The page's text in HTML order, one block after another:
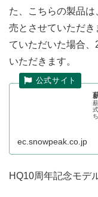
た、こちらの製品
売とさせていただ
ていただいた場合
いただきます。
ec.snowpeak.co.jp
HQ10周年記念モデ